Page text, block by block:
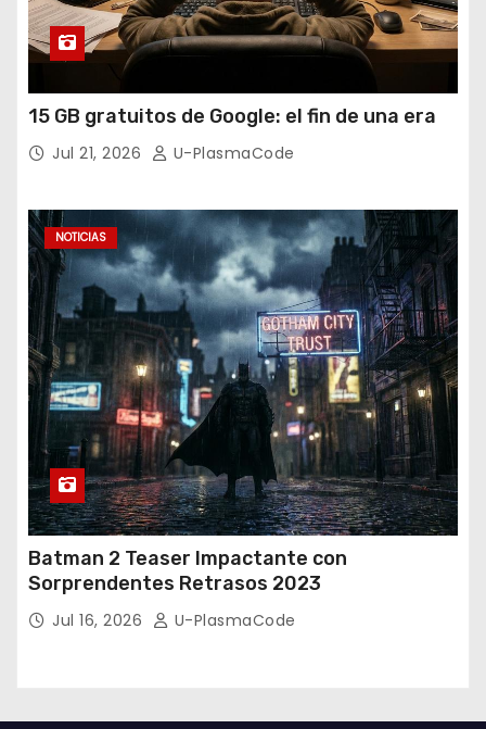
15 GB gratuitos de Google: el fin de una era
Jul 21, 2026 U-PlasmaCode
NOTICIAS
Batman 2 Teaser Impactante con
Sorprendentes Retrasos 2023
Jul 16, 2026 U-PlasmaCode